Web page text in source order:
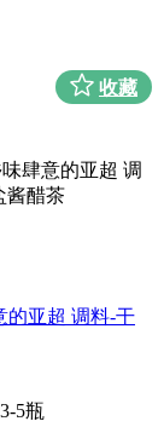
5瓶
收藏